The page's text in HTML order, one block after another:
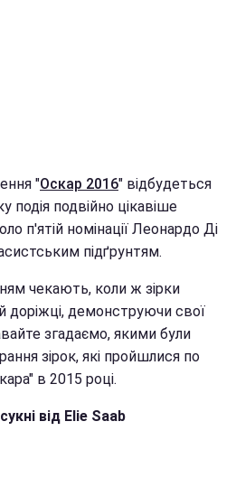
"Оскар 2016" відбудеться
подія подвійно цікавіше
п'ятій номінації Леонардо Ді
підґрунтям.
чекають, коли ж зірки
доріжці, демонструючи свої
згадаємо, якими були
зірок, які пройшлися по
в 2015 році.
від Elie Saab